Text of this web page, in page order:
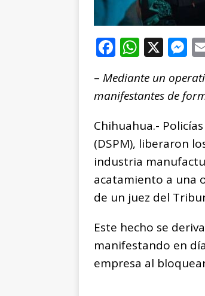
F
c
e
b
o
o
k
W
at
s
A
p
p
X M
e
n
g
e
r
– Mediante un
manifestantes de
Chihuahua.-
(DSPM), liberaron
industria
acatamiento a una
de un juez del
Este hecho se
manifestando en
empresa al